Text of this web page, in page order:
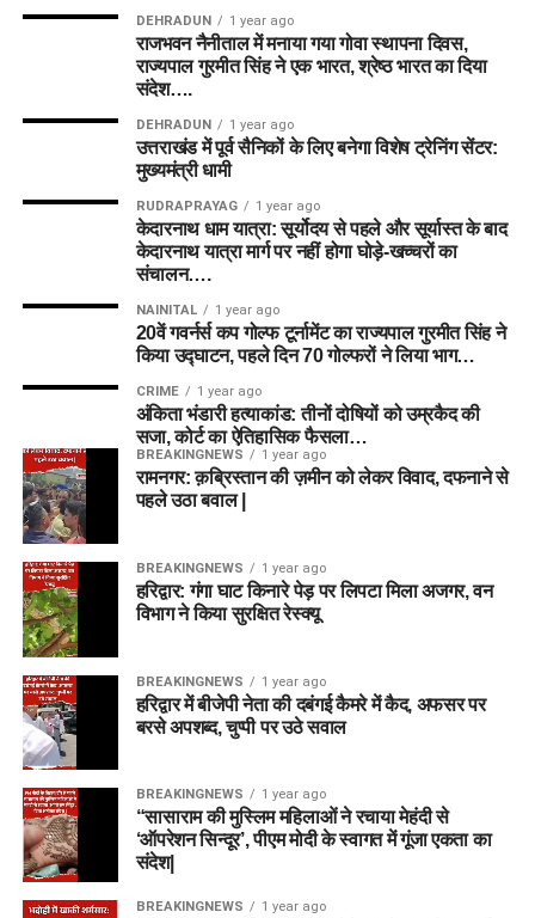
DEHRADUN 1 year ago
राजभवन नैनीताल में मनाया गया गोवा स्थापना दिवस,
राज्यपाल गुरमीत सिंह ने एक भारत, श्रेष्ठ भारत का दिया
संदेश….
DEHRADUN 1 year ago
उत्तराखंड में पूर्व सैनिकों के लिए बनेगा विशेष ट्रेनिंग सेंटर:
मुख्यमंत्री धामी
RUDRAPRAYAG 1 year ago
केदारनाथ धाम यात्रा: सूर्योदय से पहले और सूर्यास्त के बाद
केदारनाथ यात्रा मार्ग पर नहीं होगा घोड़े-खच्चरों का
संचालन….
NAINITAL 1 year ago
20वें गवर्नर्स कप गोल्फ टूर्नामेंट का राज्यपाल गुरमीत सिंह ने
किया उद्घाटन, पहले दिन 70 गोल्फरों ने लिया भाग…
CRIME 1 year ago
अंकिता भंडारी हत्याकांड: तीनों दोषियों को उम्रकैद की
सजा, कोर्ट का ऐतिहासिक फैसला…
BREAKINGNEWS 1 year ago
रामनगर: क़ब्रिस्तान की ज़मीन को लेकर विवाद, दफनाने से
पहले उठा बवाल |
BREAKINGNEWS 1 year ago
हरिद्वार: गंगा घाट किनारे पेड़ पर लिपटा मिला अजगर, वन
विभाग ने किया सुरक्षित रेस्क्यू
BREAKINGNEWS 1 year ago
हरिद्वार में बीजेपी नेता की दबंगई कैमरे में कैद, अफसर पर
बरसे अपशब्द, चुप्पी पर उठे सवाल
BREAKINGNEWS 1 year ago
“सासाराम की मुस्लिम महिलाओं ने रचाया मेहंदी से
‘ऑपरेशन सिन्दूर’, पीएम मोदी के स्वागत में गूंजा एकता का
संदेश|
BREAKINGNEWS 1 year ago